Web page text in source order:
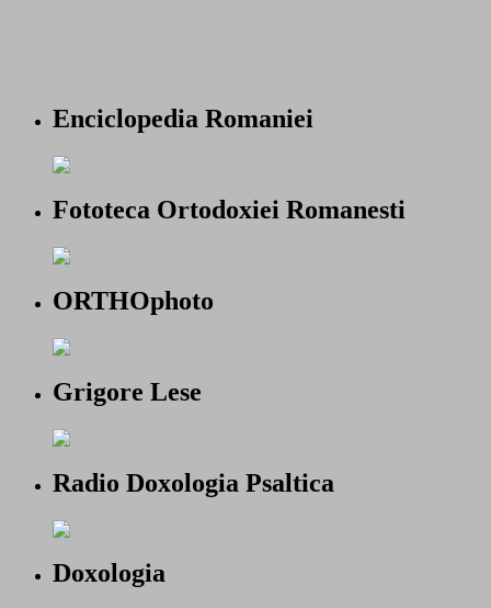
Enciclopedia Romaniei
Fototeca Ortodoxiei Romanesti
ORTHOphoto
Grigore Lese
Radio Doxologia Psaltica
Doxologia